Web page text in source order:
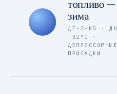
топливо —
зима
ДТ-З-К5 · ДО
−32°C ·
ДЕПРЕССОРНЫЕ
ПРИСАДКИ